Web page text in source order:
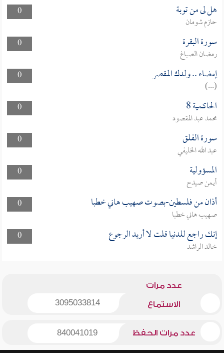
0 هل لى من توبة
حازم شومان
0
سورة البقرة
رمضان الصباغ
0
إمضاء .. ولدك المقصر
(...)
0
الحاكمية 8
محمد عبد المقصود
0
سورة الفلق
عبد الله الخليفي
0
المسؤولية
أيمن صيدح
0
أذان من فلسطين-بصوت صهيب هاني خطبا
صهيب هاني خطبا
0
إنك راجع للدنيا قلت لا أريد الرجوع
خالد الراشد
عدد مرات
الاستماع 3095033814
عدد مرات الحفظ 840041019